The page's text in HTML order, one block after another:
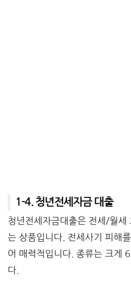
1-4. 청년전세자금 대출
청년전세자금대출은 전세/월세
는 상품입니다. 전세사기 피해
어 매력적입니다. 종류는 크게
다.